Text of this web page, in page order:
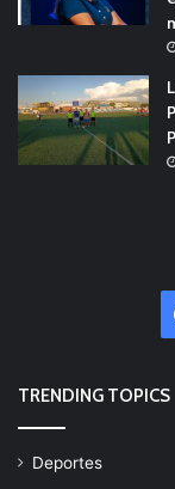
TRENDING TOPICS
Deportes